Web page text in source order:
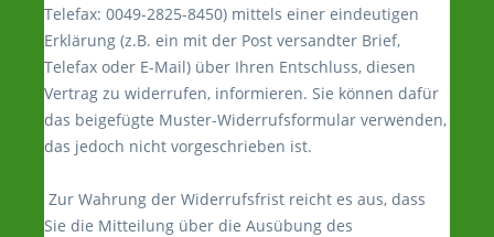
Telefax: 0049-2825-8450) mittels einer eindeutigen
Erklärung (z.B. ein mit der Post versandter Brief,
Telefax oder E-Mail) über Ihren Entschluss, diesen
Vertrag zu widerrufen, informieren. Sie können dafür
das beigefügte Muster-Widerrufsformular verwenden,
das jedoch nicht vorgeschrieben ist.
Zur Wahrung der Widerrufsfrist reicht es aus, dass
Sie die Mitteilung über die Ausübung des